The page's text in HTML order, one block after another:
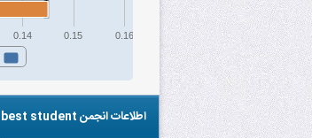
0.14 0.15 0.16
اطلاعات انجمن best student